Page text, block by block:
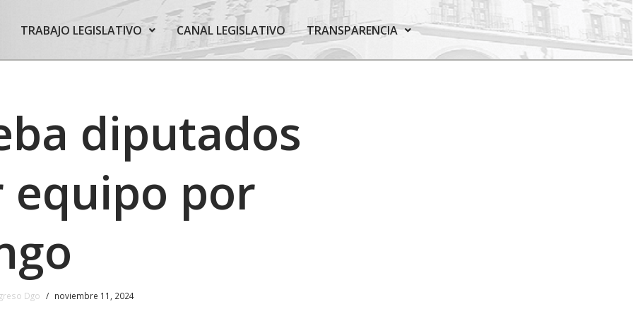
TRABAJO LEGISLATIVO CANAL LEGISLATIVO TRANSPARENCIA
diputados
equipo por
Dgo noviembre 11, 2024